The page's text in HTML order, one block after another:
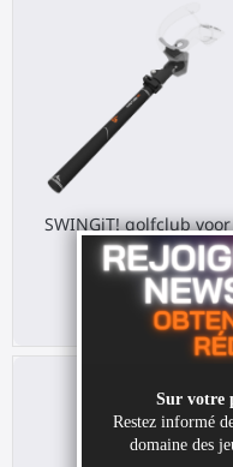
SWINGiT! golfclub voor
Valve Index
Valve Index
€ 39,00